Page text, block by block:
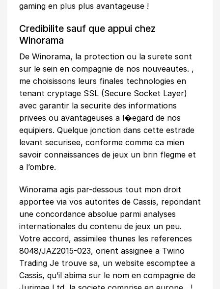
gaming en plus plus avantageuse !
Credibilite sauf que appui chez
Winorama
De Winorama, la protection ou la surete sont
sur le sein en compagnie de nos nouveautes. ,
me choisissons leurs finales technologies en
tenant cryptage SSL (Secure Socket Layer)
avec garantir la securite des informations
privees ou avantageuses a l�egard de nos
equipiers. Quelque jonction dans cette estrade
levant securisee, conforme comme ca mien
savoir connaissances de jeux un brin flegme et
a l’ombre.
Winorama agis par-dessous tout mon droit
apportee via vos autorites de Cassis, repondant
une concordance absolue parmi analyses
internationales du contenu de jeux un peu.
Votre accord, assimilee thunes les references
8048/JAZ2015-023, orient assignee a Twino
Trading Je trouve sa, un website escomptee a
Cassis, qu’il abima sur le nom en compagnie de